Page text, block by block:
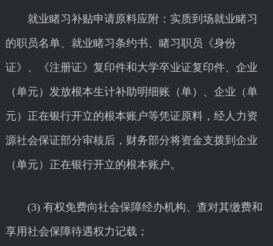
就业睹习补贴申请原料应附：实质到场就业睹习
的职员名单、就业睹习条约书、睹习职员《身份
证》、《注册证》复印件和大学卒业证复印件、企业
（单元）发放根本生计补助明细账（单）、企业（单
元）正在银行开立的根本账户等凭证原料，经人力资
源社会保证部分审核后，财务部分将资金支拨到企业
（单元）正在银行开立的根本账户。
(3) 有权免费向社会保障经办机构、查对其缴费和
享用社会保障待遇权力记载；